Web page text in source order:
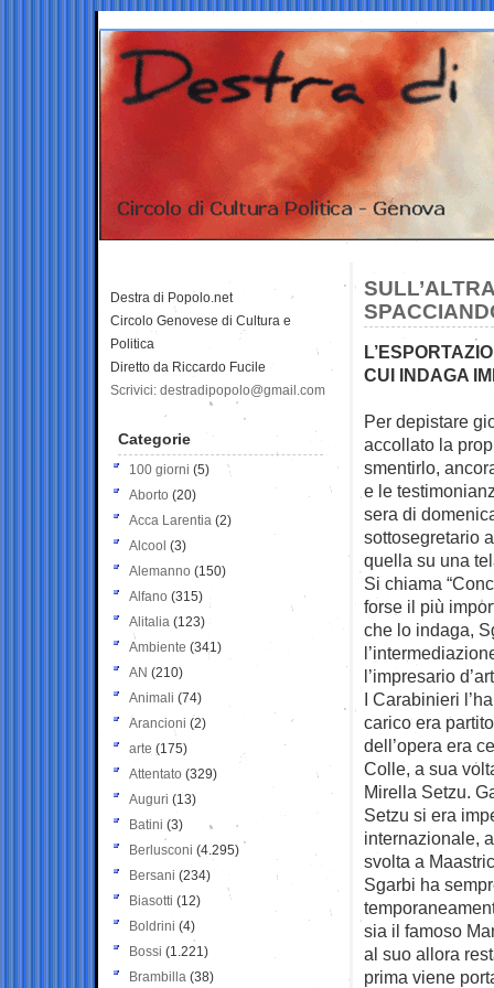
CUI INDAGA
Per depistare
accollato la
smentirlo,
e le
sera di
sottosegretario
quella su una
Si chiama
forse il più
che lo indaga,
l’impresario
I Carabinieri
carico era
dell’opera era
Colle, a sua
Mirella Setzu.
Setzu si era
internazionale,
svolta a
Sgarbi ha
sia il famoso
al suo allora
prima viene
Destra di Popolo.net
Circolo Genovese di Cultura e
Politica
Diretto da Riccardo Fucile
Scrivici: destradipopolo@gmail.com
Categorie
100 giorni (5)
Aborto (20)
Acca Larentia (2)
Alcool (3)
Alemanno (150)
Alfano (315)
Alitalia (123)
Ambiente (341)
AN (210)
Animali (74)
Arancioni (2)
arte (175)
Attentato (329)
Auguri (13)
Batini (3)
Berlusconi (4.295)
Bersani (234)
Biasotti (12)
Boldrini (4)
Bossi (1.221)
Brambilla (38)